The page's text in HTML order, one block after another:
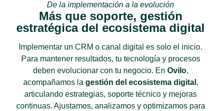
De la implementación a la evolución
Más que soporte, gestión
estratégica del ecosistema digital
Implementar un CRM o canal digital es solo el inicio.
Para mantener resultados, tu tecnología y procesos
deben evolucionar con tu negocio. En Ovilo,
acompañamos la gestión del ecosistema digital ,
articulando estrategias, soporte técnico y mejoras
continuas. Ajustamos, analizamos y optimizamos para